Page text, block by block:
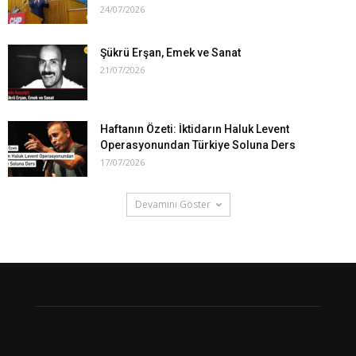
24/07/2026
Şükrü Erşan, Emek ve Sanat
21/07/2026
Haftanın Özeti: İktidarın Haluk Levent
Operasyonundan Türkiye Soluna Ders
17/07/2026
Devamını Göster